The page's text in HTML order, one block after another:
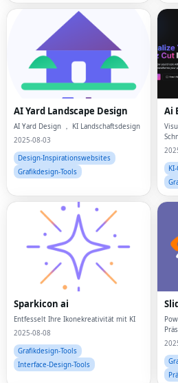
AI Yard Landscape Design
AI Yard Design ， KI Landschaftsdesign
2025-08-03
Design-Inspirationswebsites
Grafikdesign-Tools
Ai
Sparkicon ai
Entfesselt Ihre Ikonekreativität mit KI
2025-08-08
Grafikdesign-Tools
Interface-Design-Tools